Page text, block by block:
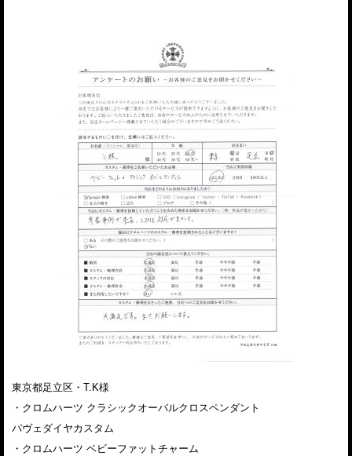
東京都足立区・T.K様
・クロムハーツ クラシックオーバルクロスペンダント
パヴェダイヤカスタム
・クロムハーツ ベビーファットチャーム